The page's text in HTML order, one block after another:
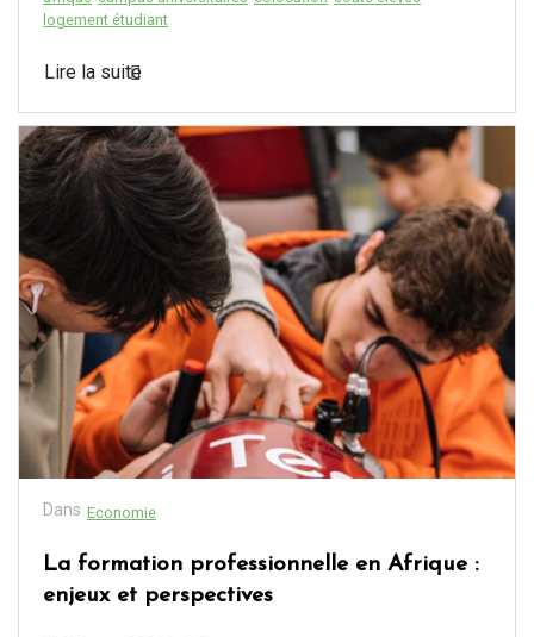
logement étudiant
Lire la suite
Dans Economie
La formation professionnelle en Afrique :
enjeux et perspectives